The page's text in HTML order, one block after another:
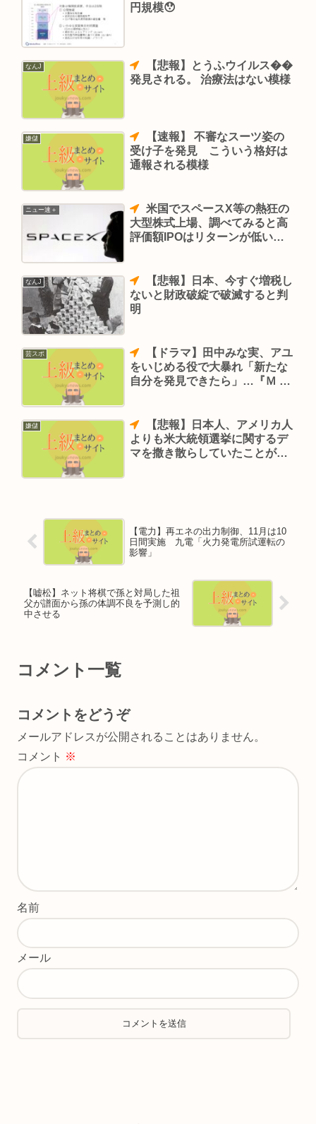
円規模😯
なんJ
発見される。 治療法はない模様
嫌儲
受け子を発見 こういう格好は
通報される模様
ニュー速＋
米国でスペースX等の熱狂の
大型株式上場、調べてみると高
評価額IPOはリターンが低いと
なんJ
ないと財政破綻で破滅すると判
明
芸スポ
をいじめる役で大暴れ「新たな
自分を発見できたら」…『Ｍ 愛
嫌儲
よりも米大統領選挙に関するデ
マを撒き散らしていたことが判
【電力】再エネの出力制御、11月は10
日間実施 九電「火力発電所試運転の
影響」
【嘘松】ネット将棋で孫と対局した祖
父が譜面から孫の体調不良を予測し的
中させる
コメント一覧
コメントをどうぞ
メールアドレスが公開されることはありません。
コメント ※
名前
メール